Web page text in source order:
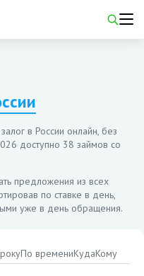
в России онлайн, без
доступно 38 займов со
предложения из всех
по ставке в день,
уже в день обращения.
По времениКудаКому